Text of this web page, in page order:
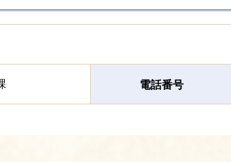
電話番号